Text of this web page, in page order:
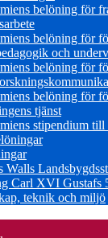
belöning för
belöning för
och
belöning för
belöning för
tjänst
stipendium
Walls
Carl XVI Gustafs
teknik och miljö